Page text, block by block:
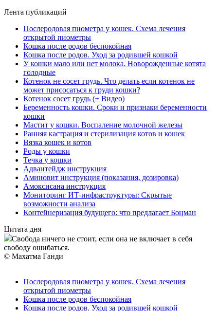
Лента публикаций
Послеродовая пиометра у кошек. Схема лечения
открытой пиометры
Кошка после родов беспокойная
Кошка после родов. Уход за родившей кошкой
У кошки мало или нет молока. Новорожденные котята
голодные
Котенок не сосет грудь. Что делать если котенок не
может присосаться к груди кошки?
Котенок сосет грудь (+ Видео)
Беременность кошки. Сроки и признаки беременности
кошки
Мастит у кошки. Воспаление молочной железы
Ранняя кастрация и стерилизация котов и кошек
Вязка кошек и котов
Роды у кошки
Течка у кошки
Адвантейдж инструкция
Аминовит инструкция (показания, дозировка)
Амоксисана инструкция
Мониторинг ИТ-инфраструктуры: Скрытые
возможности анализа
Контейнеризация будущего: что предлагает Боцман
Цитата дня
Свобода ничего не стоит, если она не включает в себя
свободу ошибаться.
© Махатма Ганди
Послеродовая пиометра у кошек. Схема лечения
открытой пиометры
Кошка после родов беспокойная
Кошка после родов. Уход за родившей кошкой